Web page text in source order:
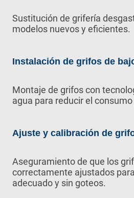
Sustitución de grifería
modelos nuevos y eficientes.
Instalación de grifos de
Montaje de grifos con
agua para reducir el
Ajuste y calibración de
Aseguramiento de que los
correctamente ajustados
adecuado y sin goteos.